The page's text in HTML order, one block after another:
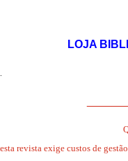
LOJA
esta revista exige custos de